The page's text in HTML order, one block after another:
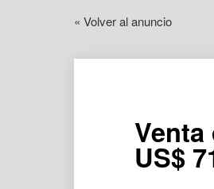
« Volver al anuncio
US$